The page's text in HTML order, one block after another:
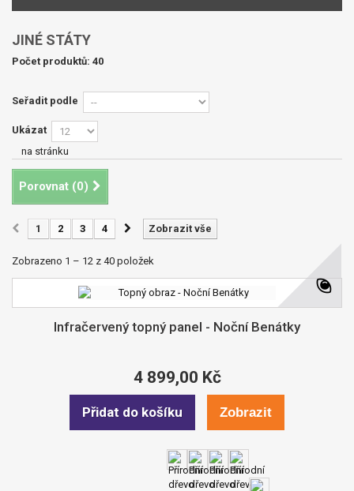
JINÉ STÁTY
Počet produktů: 40
Seřadit podle
Ukázat
na stránku
Porovnat (0)
Zobrazit vše
1 2 3 4
Zobrazeno 1 – 12 z 40 položek
Infračervený topný panel - Noční Benátky
4 899,00 Kč
Přidat do košíku Zobrazit